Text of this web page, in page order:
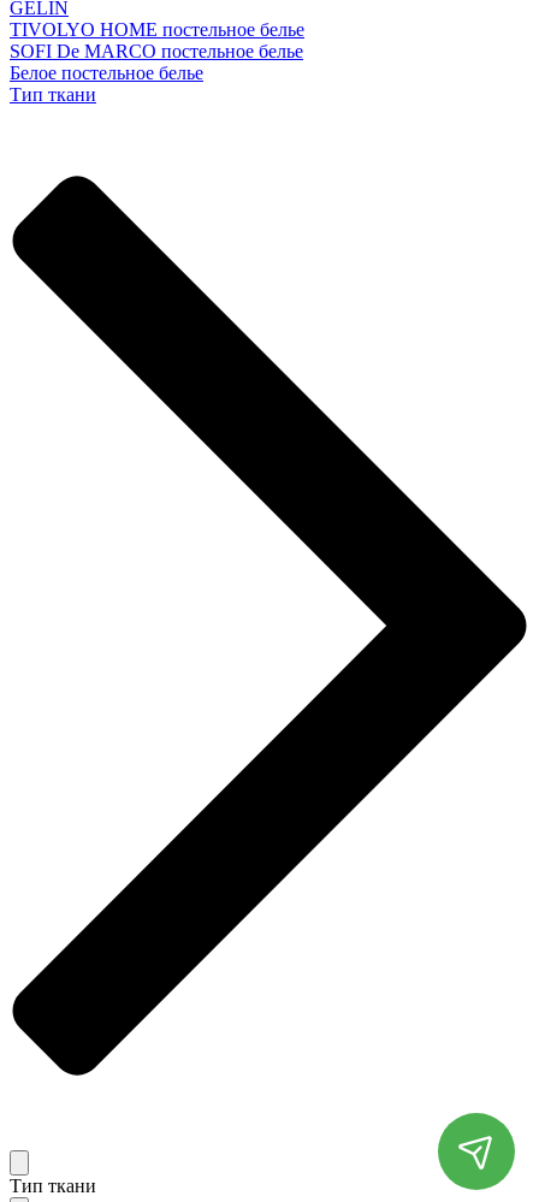
GELIN
TIVOLYO HOME постельное белье
SOFI De MARCO постельное белье
Белое постельное белье
Тип ткани
Тип ткани